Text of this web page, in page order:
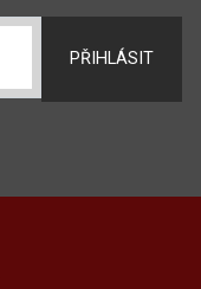
PŘIHLÁSIT